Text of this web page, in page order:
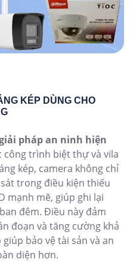
KÉP DÙNG CHO
pháp an ninh hiện
công trình biệt thự và vila
kép, camera không chỉ
trong điều kiện thiếu
mạnh mẽ, giúp ghi lại
đêm. Điều này đảm
đoạn và tăng cường khả
bảo vệ tài sản và an
diện hơn.